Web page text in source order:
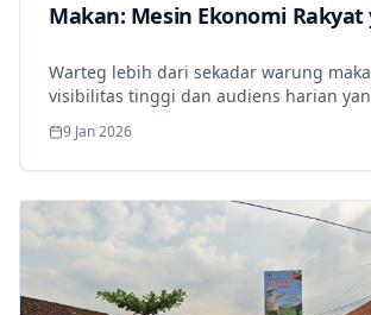
Makan: Mesin Ekonomi Rakyat
Warteg lebih dari sekadar warung
visibilitas tinggi dan audiens harian
warteg bisa menjadi kanal promosi
relevan dan merakyat.
9 Jan 2026